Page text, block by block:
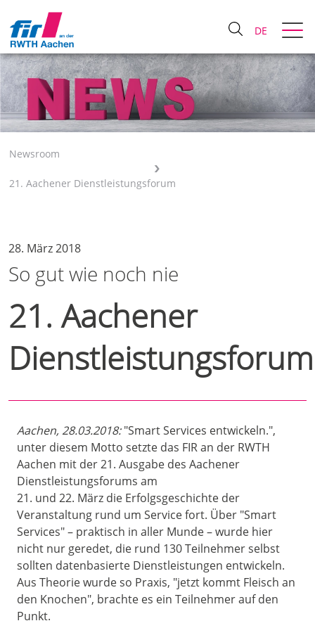
DE
Newsroom
21. Aachener Dienstleistungsforum
28. März 2018
So gut wie noch nie
21. Aachener
Dienstleistungsforum
Aachen, 28.03.2018:"Smart Services entwickeln.",
unter diesem Motto setzte das FIR an der RWTH
Aachen mit der 21. Ausgabe des Aachener
Dienstleistungsforums am
21. und 22. März die Erfolgsgeschichte der
Veranstaltung rund um Service fort. Über "Smart
Services" – praktisch in aller Munde – wurde hier
nicht nur geredet, die rund 130 Teilnehmer selbst
sollten datenbasierte Dienstleistungen entwickeln.
Aus Theorie wurde so Praxis, "jetzt kommt Fleisch an
den Knochen", brachte es ein Teilnehmer auf den
Punkt.